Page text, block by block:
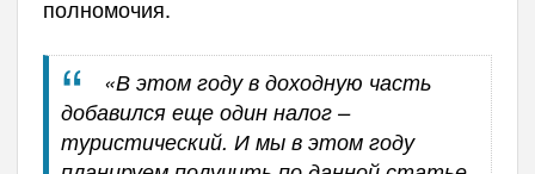
полномочия.
«В этом году в доходную часть
добавился еще один налог –
туристический. И мы в этом году